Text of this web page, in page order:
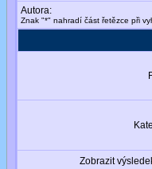
Autora:
Znak "*" nahradí část řetězce při
Zobrazit